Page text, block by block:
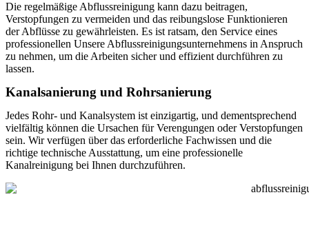
Die regelmäßige Abflussreinigung kann dazu beitragen,
Verstopfungen zu vermeiden und das reibungslose Funktionieren
der Abflüsse zu gewährleisten. Es ist ratsam, den Service eines
professionellen Unsere Abflussreinigungsunternehmens in Anspruch
zu nehmen, um die Arbeiten sicher und effizient durchführen zu
lassen.
Kanalsanierung und Rohrsanierung
Jedes Rohr- und Kanalsystem ist einzigartig, und dementsprechend
vielfältig können die Ursachen für Verengungen oder Verstopfungen
sein. Wir verfügen über das erforderliche Fachwissen und die
richtige technische Ausstattung, um eine professionelle
Kanalreinigung bei Ihnen durchzuführen.